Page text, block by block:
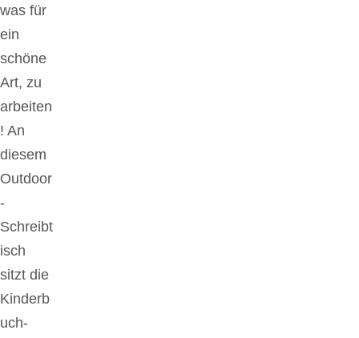
was für
ein
schöne
Art, zu
arbeiten
! An
diesem
Outdoor
-
Schreibt
isch
sitzt die
Kinderb
uch-